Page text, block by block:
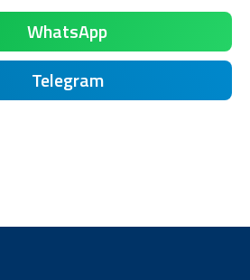
WhatsApp
Telegram